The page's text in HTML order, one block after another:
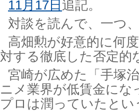
11月17日 追記。
対談を読んで、一つ
高畑勲が好意的に何
対する徹底した否定的
宮崎が広めた「手塚
ニメ業界が低賃金に
プロは潤っていたと